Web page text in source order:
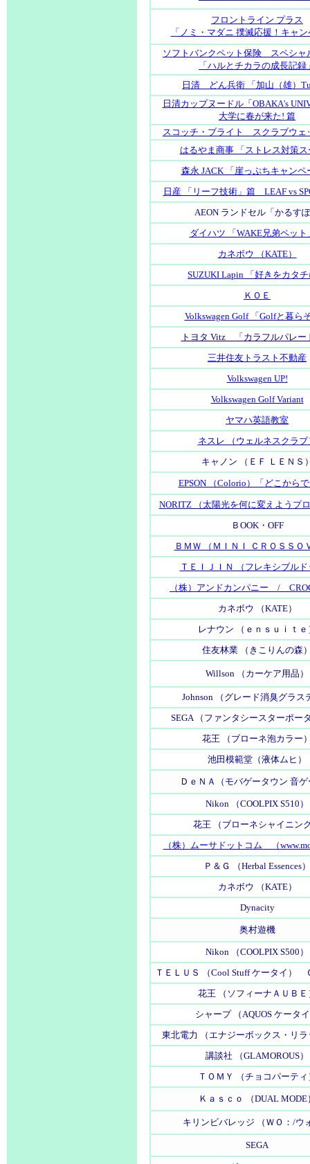
フロントライン プラス
「ノミ・マダニ 撲滅応援！キャ
ソフトバンクペット保険 スペシャ
「ハルとチカラの成長記録
日清 どん兵衛 「加山（雄）
日清カップヌードル「OBAKA's
大学に春が来た! 篇
スコッチ・ブライト スクラブウェ
はるやま商事 「ストレス対策ス
森永 JACK 「崖っぷちキャンペ
日産 「リーフ技術」篇 LEAF vs
AEON ランドセル「かるす
ダイハツ 「WAKE兄弟ペット
カネボウ （KATE）
SUZUKI Lapin 「好きをカタ
ＫＯＥ
Volkswagen Golf 「Golfと暮ら
トヨタ Vitz 「カラフルパレー
三井住友トラスト不動産
Volkswagen UP!
Volkswagen Golf Variant
ヤマハ英語教室
ネスレ （ウェルネスクラブ
キャノン （ＥＦ ＬＥＮＳ
EPSON （Colorio）「どこから
NORITZ （太陽光を何に変えようプ
ＢOOK・OFF
ＢＭＷ （ＭＩＮＩ ＣＲＯＳＳＯ
ＴＥＩＪＩＮ （フレキシブル
（株）アンドカンパニー /
カネボウ （KATE）
レナウン （ｅｎｓｕｉｔｅ
住友林業 （きこりんの森
Willson （カーケア用品）
Johnson （グレード消臭グラス
SEGA （ファンタシースターポー
花王 （ブローネ泡カラー
池田模範堂（液体ムヒ）
ＤｅＮＡ（モバゲータウン 音
Nikon （COOLPIX S510）
花王 （ブローネシャイニン
（株）ムーサドットコム （
Ｐ＆Ｇ （Herbal Essences）
カネボウ （KATE）
Dynacity
奥村遊機
Nikon （COOLPIX S500）
ＴＥＬＵＳ （Cool Stuff ケータイ）
花王 （ソフィーナＡＵＢＥ
シャープ （AQUOS ケータ
東北電力 （エナジーボックス・リ
講談社 （GLAMOROUS）
ＴＯＭＹ （チョコパーティ
Ｋａｓｃｏ （DUAL MODE
キリンビバレッジ （ＷＯ：/ウ
SEGA